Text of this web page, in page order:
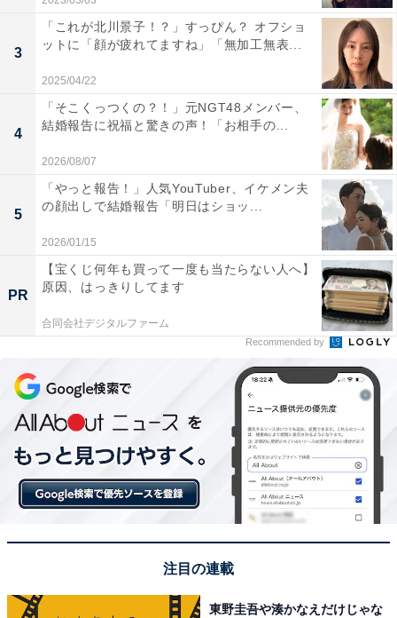
3
「これが北川景子！？」すっぴん？ オフショ
ットに「顔が疲れてますね」「無加工無表...
2025/04/22
4
「そこくっつくの？！」元NGT48メンバー、
結婚報告に祝福と驚きの声！「お相手の...
2026/08/07
5
「やっと報告！」人気YouTuber、イケメン夫
の顔出しで結婚報告「明日はショッ...
2026/01/15
PR
【宝くじ何年も買って一度も当たらない人へ】
原因、はっきりしてます
合同会社デジタルファーム
Recommended by
注目の連載
東野圭吾や湊かなえだけじゃな